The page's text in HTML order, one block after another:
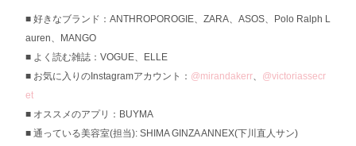
好きなブランド：ANTHROPOROGIE、ZARA、ASOS、Polo Ralph L
auren、MANGO
よく読む雑誌：VOGUE、ELLE
お気に入りのInstagramアカウント： @mirandakerr、 @victoriassecr
et
オススメのアプリ：BUYMA
通っている美容室(担当): SHIMA GINZA ANNEX(下川直人サン)